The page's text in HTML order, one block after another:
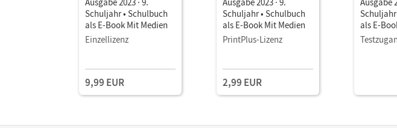
Schuljahr • Schulbuch
als E-Book Mit Medien
Einzellizenz
9,99 EUR
Schuljahr • Schulbuch
als E-Book Mit Medien
PrintPlus-Lizenz
2,99 EUR
als E-